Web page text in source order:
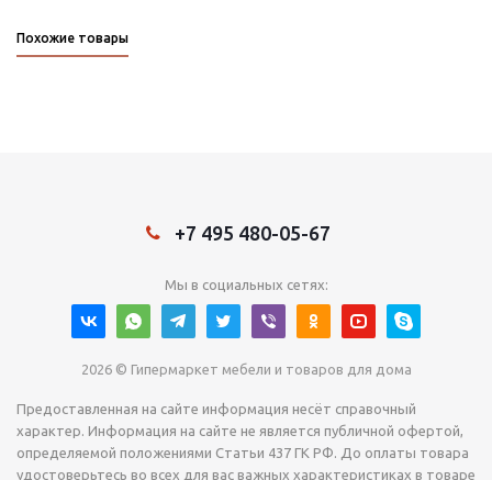
Похожие товары
+7 495 480-05-67
Мы в социальных сетях:
2026 © Гипермаркет мебели и товаров для дома
Предоставленная на сайте информация несёт справочный
характер. Информация на сайте не является публичной офертой,
определяемой положениями Статьи 437 ГК РФ. До оплаты товара
удостоверьтесь во всех для вас важных характеристиках в товаре